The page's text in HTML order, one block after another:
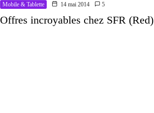
Mobile & Tablette 14 mai 2014 5
Offres incroyables chez SFR (Red)